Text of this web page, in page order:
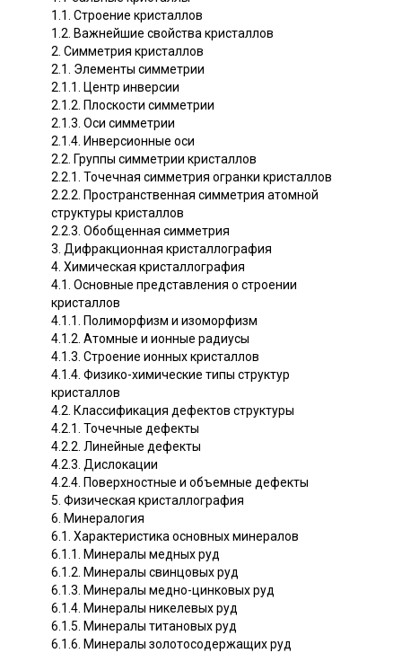
1.1. Строение кристаллов
1.2. Важнейшие свойства кристаллов
2. Симметрия кристаллов
2.1. Элементы симметрии
2.1.1. Центр инверсии
2.1.2. Плоскости симметрии
2.1.3. Оси симметрии
2.1.4. Инверсионные оси
2.2. Группы симметрии кристаллов
2.2.1. Точечная симметрия огранки кристаллов
2.2.2. Пространственная симметрия атомной
структуры кристаллов
2.2.3. Обобщенная симметрия
3. Дифракционная кристаллография
4. Химическая кристаллография
4.1. Основные представления о строении
кристаллов
4.1.1. Полиморфизм и изоморфизм
4.1.2. Атомные и ионные радиусы
4.1.3. Строение ионных кристаллов
4.1.4. Физико-химические типы структур
кристаллов
4.2. Классификация дефектов структуры
4.2.1. Точечные дефекты
4.2.2. Линейные дефекты
4.2.3. Дислокации
4.2.4. Поверхностные и объемные дефекты
5. Физическая кристаллография
6. Минералогия
6.1. Характеристика основных минералов
6.1.1. Минералы медных руд
6.1.2. Минералы свинцовых руд
6.1.3. Минералы медно-цинковых руд
6.1.4. Минералы никелевых руд
6.1.5. Минералы титановых руд
6.1.6. Минералы золотосодержащих руд